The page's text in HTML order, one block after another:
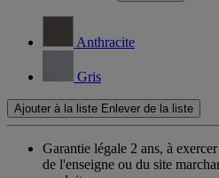
Anthracite
Gris
Ajouter à la liste Enlever de la liste
Garantie légale 2 ans, à
de l'enseigne ou du site